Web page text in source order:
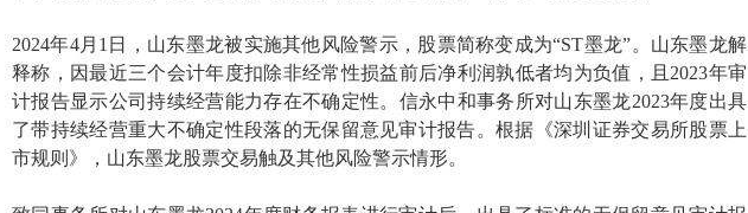
2024年4月1日，山东墨龙被实施其他风险警示，股票简称变成为“ST墨龙”。山东墨龙解
释称，因最近三个会计年度扣除非经常性损益前后净利润孰低者均为负值，且2023年审
计报告显示公司持续经营能力存在不确定性。信永中和事务所对山东墨龙2023年度出具
了带持续经营重大不确定性段落的无保留意见审计报告。根据《深圳证券交易所股票上
市规则》，山东墨龙股票交易触及其他风险警示情形。